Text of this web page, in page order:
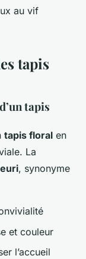
au vif
tapis
tapis
tapis floral en
La
, synonyme
et couleur
l’accueil